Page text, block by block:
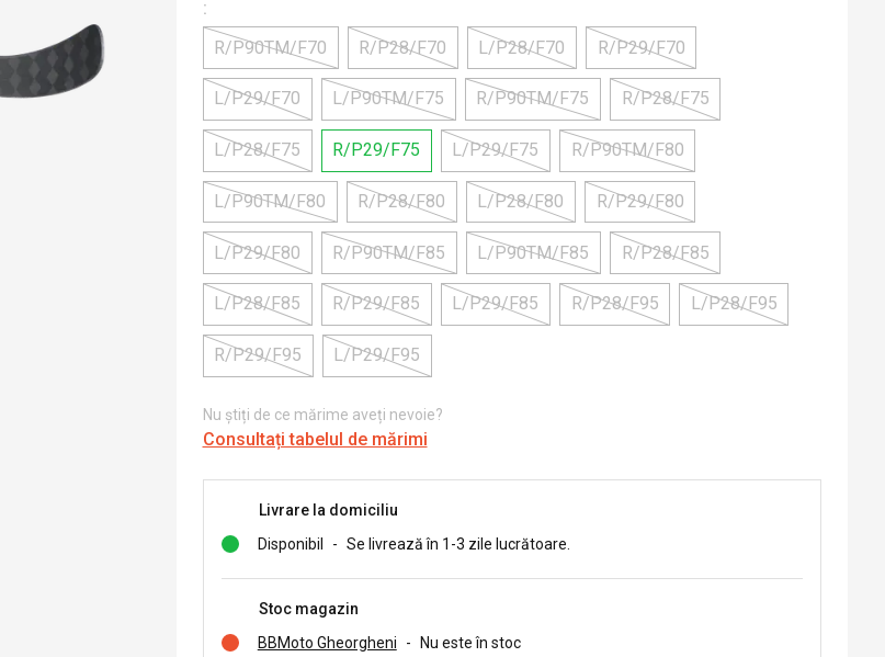
:
R/P90TM/F70
R/P28/F70 L/P28/F70 R/P29/F70
L/P29/F70 L/P90TM/F75 R/P90TM/F75 R/P28/F75
L/P28/F75 R/P29/F75 L/P29/F75 R/P90TM/F80
L/P90TM/F80 R/P28/F80 L/P28/F80 R/P29/F80
L/P29/F80 R/P90TM/F85 L/P90TM/F85 R/P28/F85
L/P28/F85 R/P29/F85 L/P29/F85 R/P28/F95 L/P28/F95
R/P29/F95 L/P29/F95
Nu știți de ce mărime aveți nevoie?
Consultați tabelul de mărimi
Livrare la domiciliu
Disponibil
- Se livrează în 1-3 zile lucrătoare.
Stoc magazin
BBMoto Gheorgheni
-
Nu este în stoc